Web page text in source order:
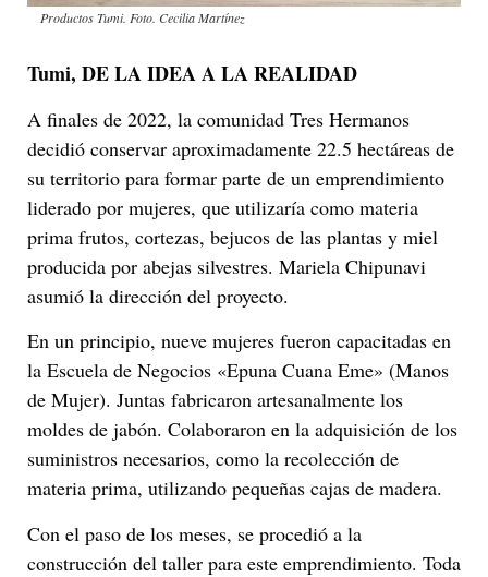
Productos Tumi. Foto. Cecilia Martínez
Tumi, DE LA IDEA A LA REALIDAD
A finales de 2022, la comunidad Tres Hermanos
decidió conservar aproximadamente 22.5 hectáreas de
su territorio para formar parte de un emprendimiento
liderado por mujeres, que utilizaría como materia
prima frutos, cortezas, bejucos de las plantas y miel
producida por abejas silvestres. Mariela Chipunavi
asumió la dirección del proyecto.
En un principio, nueve mujeres fueron capacitadas en
la Escuela de Negocios «Epuna Cuana Eme» (Manos
de Mujer). Juntas fabricaron artesanalmente los
moldes de jabón. Colaboraron en la adquisición de los
suministros necesarios, como la recolección de
materia prima, utilizando pequeñas cajas de madera.
Con el paso de los meses, se procedió a la
construcción del taller para este emprendimiento. Toda